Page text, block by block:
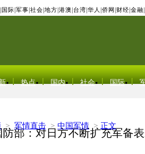
国际 军事 社会 地方 港澳 台湾 华人 侨网 财经 金融
热点 国内 社会 国际
> 军情直击 > 中国军情 > 正文
防部：对日方不断扩充军备